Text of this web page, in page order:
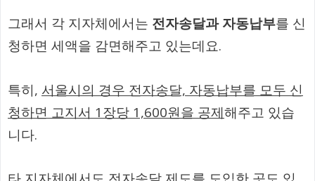
그래서 각 지자체에서는 전자송달과 자동납부를 신
청하면 세액을 감면해주고 있는데요.
특히, 서울시의 경우 전자송달, 자동납부를 모두 신
청하면 고지서 1장당 1,600원을 공제해주고 있습
니다.